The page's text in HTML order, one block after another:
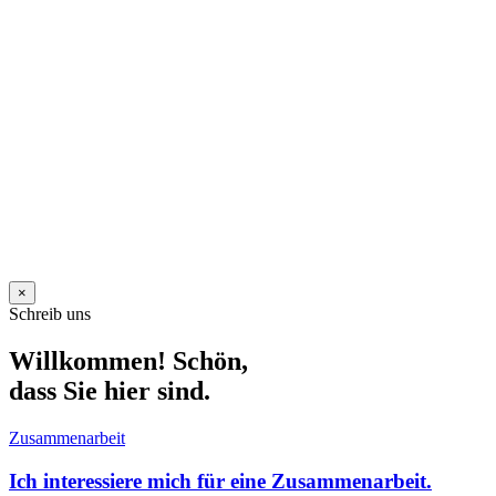
×
Schreib uns
Willkommen! Schön,
dass Sie hier sind.
Zusammenarbeit
Ich interessiere mich für eine Zusammenarbeit.